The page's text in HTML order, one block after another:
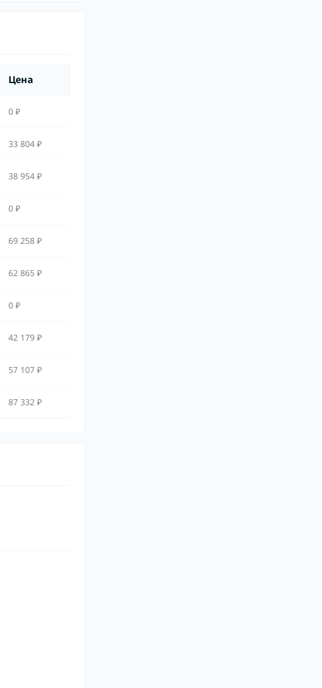
Цена
0 ₽
33 804 ₽
38 954 ₽
0 ₽
69 258 ₽
62 865 ₽
0 ₽
42 179 ₽
57 107 ₽
87 332 ₽